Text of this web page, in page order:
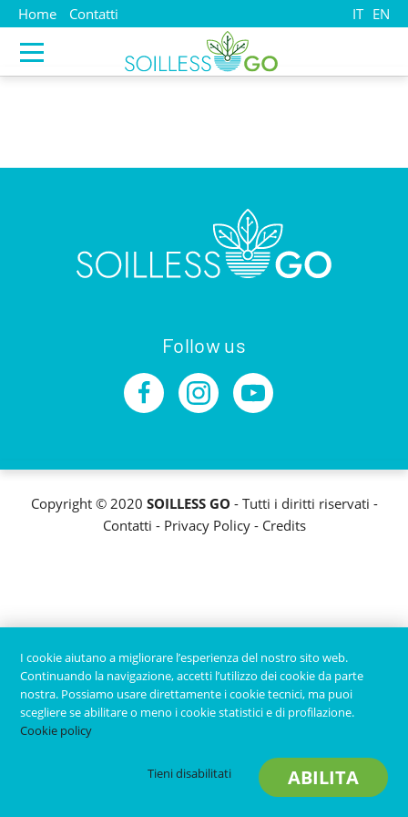
Home Contatti IT EN
Follow us
Copyright © 2020 SOILLESS GO - Tutti i diritti riservati -
Contatti - Privacy Policy- Credits
I cookie aiutano a migliorare l’esperienza del nostro sito web.
Continuando la navigazione, accetti l’utilizzo dei cookie da parte
nostra. Possiamo usare direttamente i cookie tecnici, ma puoi
scegliere se abilitare o meno i cookie statistici e di profilazione.
Cookie policy
ABILITA
Tieni disabilitati